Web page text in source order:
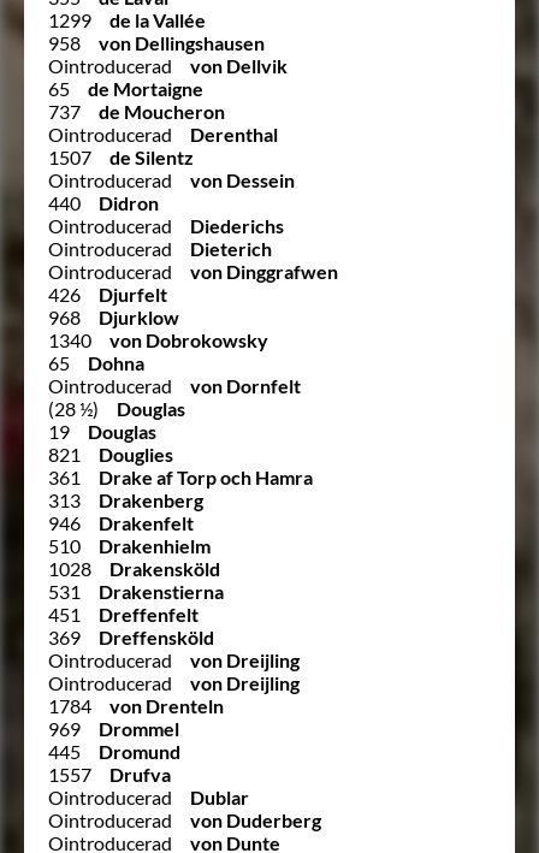
1299
de la Vallée
958
von Dellingshausen
Ointroducerad
von Dellvik
65
de Mortaigne
737
de Moucheron
Ointroducerad
Derenthal
1507
de Silentz
Ointroducerad
von Dessein
440
Didron
Ointroducerad
Diederichs
Ointroducerad
Dieterich
Ointroducerad
von Dinggrafwen
426
Djurfelt
968
Djurklow
1340
von Dobrokowsky
65
Dohna
Ointroducerad
von Dornfelt
(28 ½)
Douglas
19
Douglas
821
Douglies
361
Drake af Torp och Hamra
313
Drakenberg
946
Drakenfelt
510
Drakenhielm
1028
Drakensköld
531
Drakenstierna
451
Dreffenfelt
369
Dreffensköld
Ointroducerad
von Dreijling
Ointroducerad
von Dreijling
1784
von Drenteln
969
Drommel
445
Dromund
1557
Drufva
Ointroducerad
Dublar
Ointroducerad
von Duderberg
Ointroducerad
von Dunte